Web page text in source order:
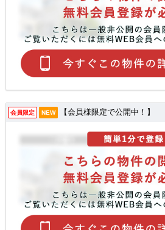
会員限定 NEW 【会員様限定で公開中！】